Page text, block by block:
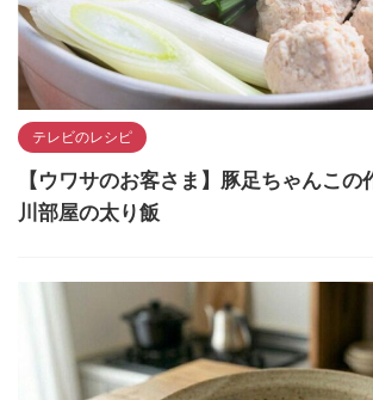
テレビのレシピ
【ウワサのお客さま】豚足ちゃんこの
川部屋の太り飯